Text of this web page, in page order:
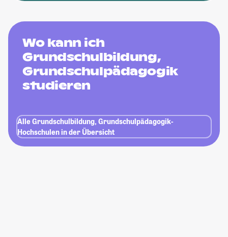
Wo kann ich
Grundschulbildung,
Grundschulpädagogik
studieren
Alle Grundschulbildung, Grundschulpädagogik-
Hochschulen in der Übersicht